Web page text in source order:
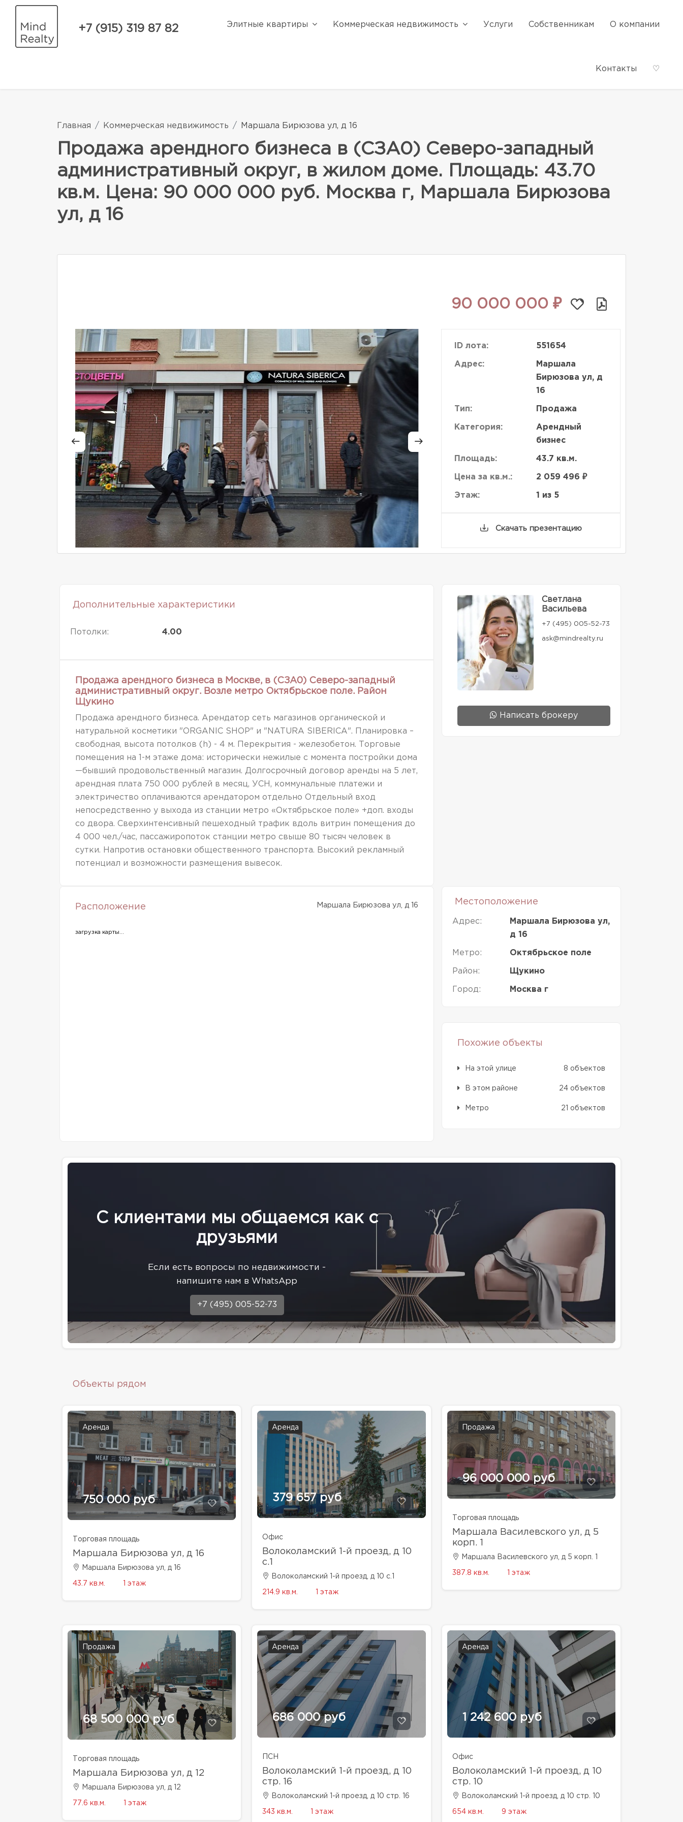
+7 (915) 319 87 82 Элитные квартиры Коммерческая недвижимость Услуги Собственникам О компании
Контакты ♡
Главная Коммерческая недвижимость Маршала Бирюзова ул, д 16
Продажа арендного бизнеса в (СЗА0) Северо-западный
административный округ, в жилом доме. Площадь: 43.70
кв.м. Цена: 90 000 000 руб. Москва г, Маршала Бирюзова
ул, д 16
90 000 000 ₽
ID лота: 551654
Адрес:
Маршала
Бирюзова ул, д
16
Тип: Продажа
Категория:
Арендный
бизнес
Площадь: 43.7 кв.м.
Цена за кв.м.: 2 059 496 ₽
Этаж: 1 из 5
Скачать презентацию
Дополнительные характеристики
Потолки: 4.00
Продажа арендного бизнеса в Москве, в (СЗА0) Северо-западный
административный округ. Возле метро Октябрьское поле. Район
Щукино
Продажа арендного бизнеса. Арендатор сеть магазинов органической и
натуральной косметики "ORGANIC SHOP" и "NATURA SIBERICA". Планировка –
свободная, высота потолков (h) - 4 м. Перекрытия - железобетон. Торговые
помещения на 1-м этаже дома: исторически нежилые с момента постройки дома
—бывший продовольственный магазин. Долгосрочный договор аренды на 5 лет,
арендная плата 750 000 рублей в месяц, УСН, коммунальные платежи и
электричество оплачиваются арендатором отдельно Отдельный вход
непосредственно у выхода из станции метро «Октябрьское поле» +доп. входы
со двора. Сверхинтенсивный пешеходный трафик вдоль витрин помещения до
4 000 чел./час, пассажиропоток станции метро свыше 80 тысяч человек в
сутки. Напротив остановки общественного транспорта. Высокий рекламный
потенциал и возможности размещения вывесок.
Светлана
Васильева
+7 (495) 005-52-73
ask@mindrealty.ru
Написать брокеру
Расположение Маршала Бирюзова ул, д 16
загрузка карты...
Местоположение
Адрес:
Маршала Бирюзова ул,
д 16
Метро: Октябрьское поле
Район: Щукино
Город: Москва г
Похожие объекты
На этой улице 8 объектов
В этом районе 24 объектов
Метро 21 объектов
С клиентами мы общаемся как с
друзьями
Eсли есть вопросы по недвижимости -
напишите нам в WhatsApp
+7 (495) 005-52-73
Объекты рядом
Аренда
750 000 руб
Торговая площадь
Маршала Бирюзова ул, д 16
Маршала Бирюзова ул, д 16
43.7 кв.м. 1 этаж
Аренда
379 657 руб
Офис
Волоколамский 1-й проезд, д 10
с.1
Волоколамский 1-й проезд, д 10 с.1
214.9 кв.м. 1 этаж
Продажа
96 000 000 руб
Торговая площадь
Маршала Василевского ул, д 5
корп. 1
Маршала Василевского ул, д 5 корп. 1
387.8 кв.м. 1 этаж
Продажа
68 500 000 руб
Торговая площадь
Маршала Бирюзова ул, д 12
Маршала Бирюзова ул, д 12
77.6 кв.м. 1 этаж
Аренда
686 000 руб
ПСН
Волоколамский 1-й проезд, д 10
стр. 16
Волоколамский 1-й проезд, д 10 стр. 16
343 кв.м. 1 этаж
Аренда
1 242 600 руб
Офис
Волоколамский 1-й проезд, д 10
стр. 10
Волоколамский 1-й проезд, д 10 стр. 10
654 кв.м. 9 этаж